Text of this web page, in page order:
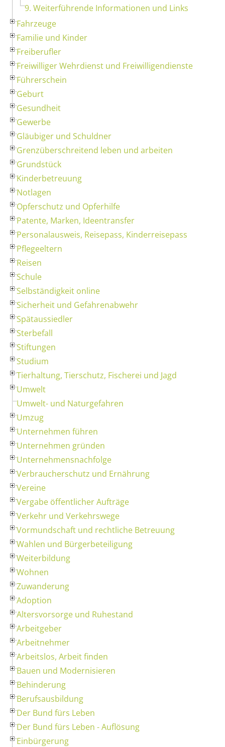
9. Weiterführende Informationen und Links
Fahrzeuge
Familie und Kinder
Freiberufler
Freiwilliger Wehrdienst und Freiwilligendienste
Führerschein
Geburt
Gesundheit
Gewerbe
Gläubiger und Schuldner
Grenzüberschreitend leben und arbeiten
Grundstück
Kinderbetreuung
Notlagen
Opferschutz und Opferhilfe
Patente, Marken, Ideentransfer
Personalausweis, Reisepass, Kinderreisepass
Pflegeeltern
Reisen
Schule
Selbständigkeit online
Sicherheit und Gefahrenabwehr
Spätaussiedler
Sterbefall
Stiftungen
Studium
Tierhaltung, Tierschutz, Fischerei und Jagd
Umwelt
Umwelt- und Naturgefahren
Umzug
Unternehmen führen
Unternehmen gründen
Unternehmensnachfolge
Verbraucherschutz und Ernährung
Vereine
Vergabe öffentlicher Aufträge
Verkehr und Verkehrswege
Vormundschaft und rechtliche Betreuung
Wahlen und Bürgerbeteiligung
Weiterbildung
Wohnen
Zuwanderung
Adoption
Altersvorsorge und Ruhestand
Arbeitgeber
Arbeitnehmer
Arbeitslos, Arbeit finden
Bauen und Modernisieren
Behinderung
Berufsausbildung
Der Bund fürs Leben
Der Bund fürs Leben - Auflösung
Einbürgerung